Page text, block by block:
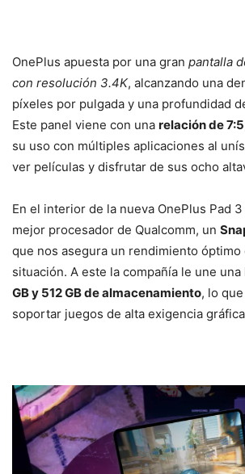
OnePlus apuesta por una gran pantalla
con resolución 3.4K, alcanzando una
píxeles por pulgada y una profundidad
Este panel viene con una relación de 7:5
su uso con múltiples aplicaciones al
ver películas y disfrutar de sus ocho
En el interior de la nueva OnePlus Pad
mejor procesador de Qualcomm, un
que nos asegura un rendimiento
situación. A este la compañía le une una
GB y 512 GB de almacenamiento, lo
soportar juegos de alta exigencia